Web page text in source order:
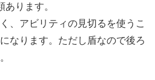
ります。
、アビリティの見切るを使うこ
なります。ただし盾なので後ろ